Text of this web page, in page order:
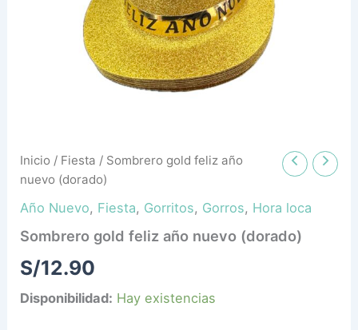
Inicio / Fiesta / Sombrero gold feliz año
nuevo (dorado)
Año Nuevo, Fiesta, Gorritos, Gorros, Hora loca
Sombrero gold feliz año nuevo (dorado)
S/12.90
Disponibilidad: Hay existencias